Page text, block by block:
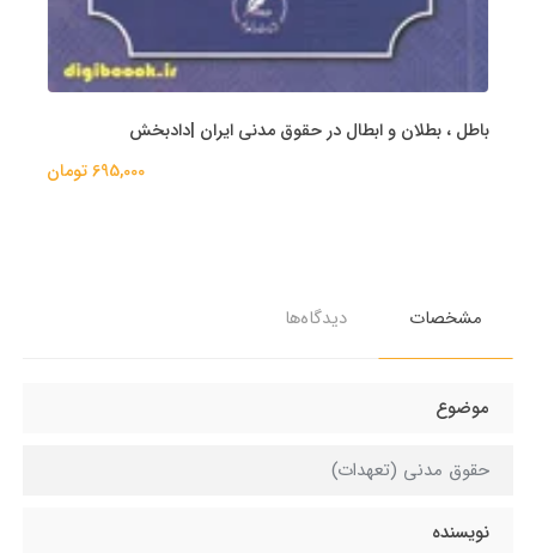
باطل ، بطلان و ابطال در حقوق مدنی ایران |دادبخش
695,000 تومان
مشخصات دیدگاه‌ها
موضوع
حقوق مدنی (تعهدات)
نویسنده